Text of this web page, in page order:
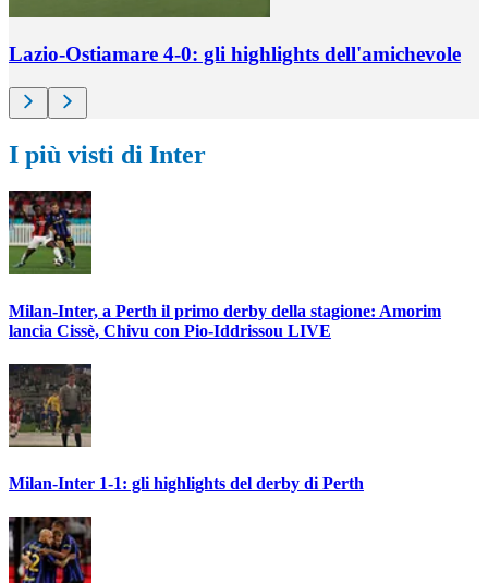
Lazio-Ostiamare 4-0: gli highlights dell'amichevole
I più visti di Inter
Milan-Inter, a Perth il primo derby della stagione: Amorim
lancia Cissè, Chivu con Pio-Iddrissou LIVE
Milan-Inter 1-1: gli highlights del derby di Perth